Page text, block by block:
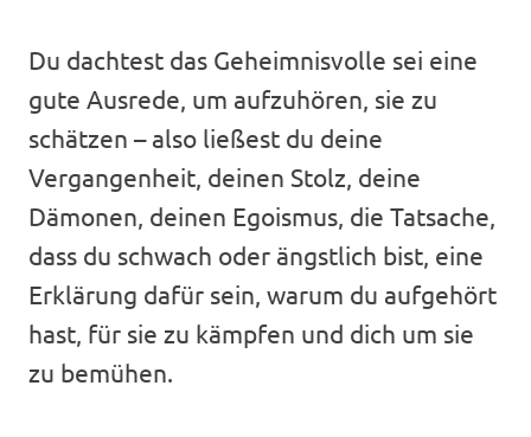
Du dachtest das Geheimnisvolle sei eine
gute Ausrede, um aufzuhören, sie zu
schätzen – also ließest du deine
Vergangenheit, deinen Stolz, deine
Dämonen, deinen Egoismus, die Tatsache,
dass du schwach oder ängstlich bist, eine
Erklärung dafür sein, warum du aufgehört
hast, für sie zu kämpfen und dich um sie
zu bemühen.